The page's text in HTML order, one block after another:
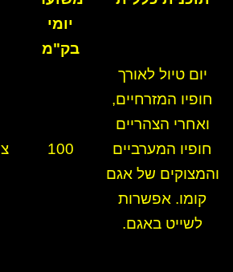
יומי
בק"מ
יום טיול לאורך
חופיו המזרחיים,
ואחרי הצהריים
חופיו המערביים
והמצוקים של אגם
קומו. אפשרות
לשייט באגם.
100